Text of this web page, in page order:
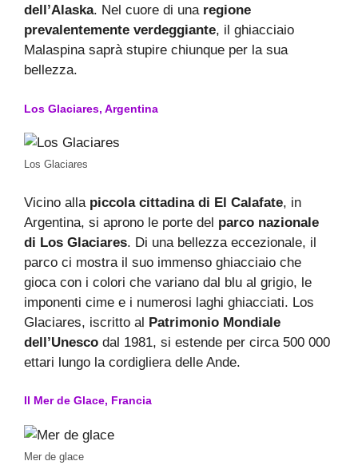
dell’Alaska. Nel cuore di una regione
prevalentemente verdeggiante, il ghiacciaio
Malaspina saprà stupire chiunque per la sua
bellezza.
Los Glaciares, Argentina
Los Glaciares
Vicino alla piccola cittadina di El Calafate, in
Argentina, si aprono le porte del parco nazionale
di Los Glaciares. Di una bellezza eccezionale, il
parco ci mostra il suo immenso ghiacciaio che
gioca con i colori che variano dal blu al grigio, le
imponenti cime e i numerosi laghi ghiacciati. Los
Glaciares, iscritto al Patrimonio Mondiale
dell’Unesco dal 1981, si estende per circa 500 000
ettari lungo la cordigliera delle Ande.
Il Mer de Glace, Francia
Mer de glace